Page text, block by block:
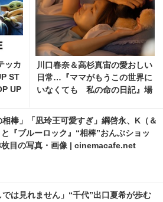
ッカ
ST
UP
画
川口春奈＆高杉真宙の愛おしい
日常…『ママがもうこの世界に
いなくても 私の命の日記』場
nemacafe.net
相棒」「凪玲王可愛すぎ」綱啓永、K（＆
『ブルーロック』“相棒”おんぶショッ
枚目の写真・画像 | cinemacafe.net
では見れません」“千代”出口夏希が歩む